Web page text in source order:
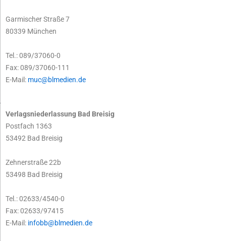
Garmischer Straße 7
80339 München
Tel.: 089/37060-0
Fax: 089/37060-111
E-Mail: muc@blmedien.de
Verlagsniederlassung Bad Breisig
Postfach 1363
53492 Bad Breisig
Zehnerstraße 22b
53498 Bad Breisig
Tel.: 02633/4540-0
Fax: 02633/97415
E-Mail: infobb@blmedien.de